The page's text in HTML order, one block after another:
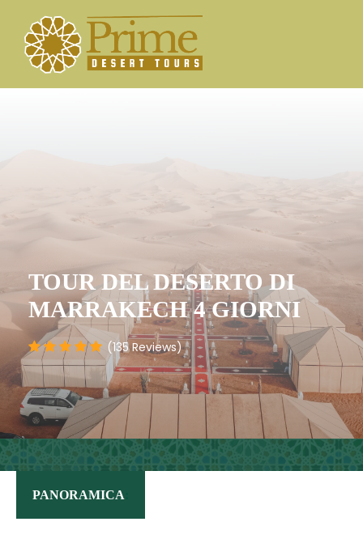
TOUR DEL DESERTO DI
MARRAKECH 4 GIORNI
(135 Reviews)
PANORAMICA